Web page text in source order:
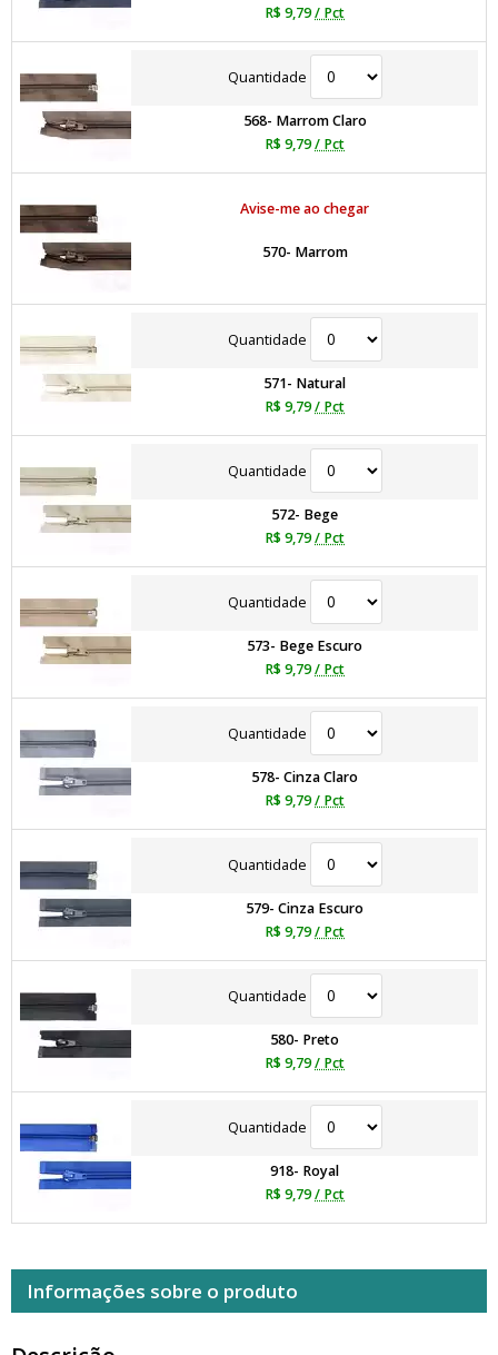
R$ 9,79/ Pct
Quantidade
568- Marrom Claro
R$ 9,79/ Pct
Avise-me ao chegar
570- Marrom
Quantidade
571- Natural
R$ 9,79/ Pct
Quantidade
572- Bege
R$ 9,79/ Pct
Quantidade
573- Bege Escuro
R$ 9,79/ Pct
Quantidade
578- Cinza Claro
R$ 9,79/ Pct
Quantidade
579- Cinza Escuro
R$ 9,79/ Pct
Quantidade
580- Preto
R$ 9,79/ Pct
Quantidade
918- Royal
R$ 9,79/ Pct
Informações sobre o produto